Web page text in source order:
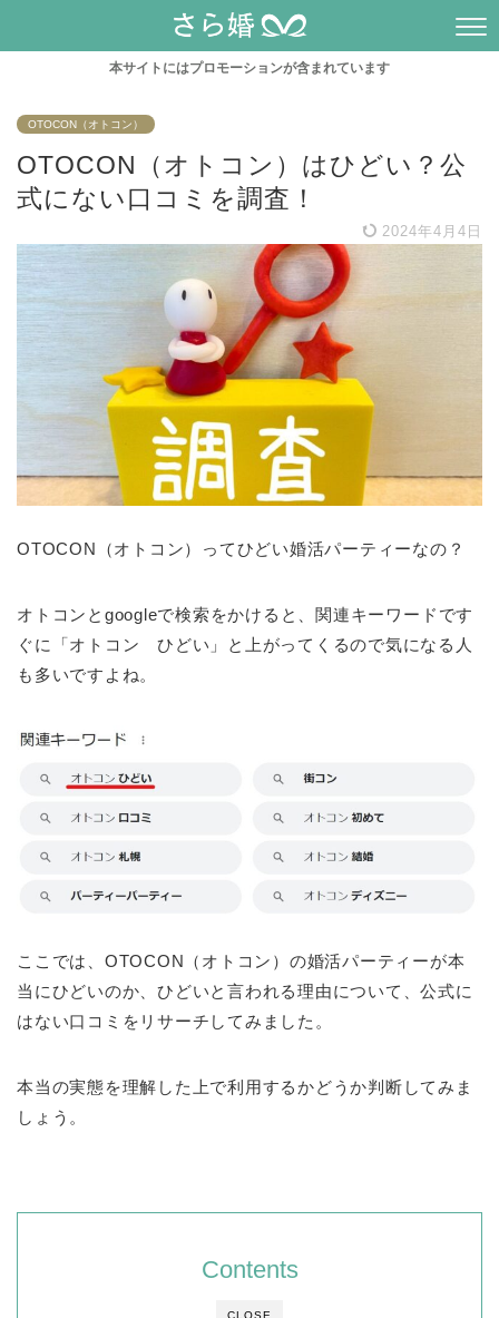
本サイトにはプロモーションが含まれています
OTOCON（オトコン）
OTOCON（オトコン）はひどい？公
式にない口コミを調査！
2024年4月4日
OTOCON（オトコン）ってひどい婚活パーティーなの？
オトコンとgoogleで検索をかけると、関連キーワードです
ぐに「オトコン ひどい」と上がってくるので気になる人
も多いですよね。
ここでは、OTOCON（オトコン）の婚活パーティーが本
当にひどいのか、ひどいと言われる理由について、公式に
はない口コミをリサーチしてみました。
本当の実態を理解した上で利用するかどうか判断してみま
しょう。
Contents